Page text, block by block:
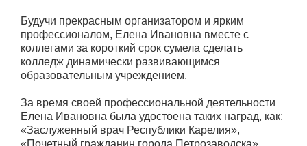
Будучи прекрасным организатором и ярким
профессионалом, Елена Ивановна вместе с
коллегами за короткий срок сумела сделать
колледж динамически развивающимся
образовательным учреждением.
За время своей профессиональной деятельности
Елена Ивановна была удостоена таких наград, как:
«Заслуженный врач Республики Карелия»,
«Почетный гражданин города Петрозаводска»,